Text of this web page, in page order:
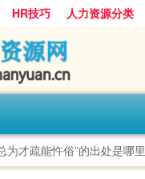
HR技巧 人力资源分类
为才疏能忤俗”的出处是哪里